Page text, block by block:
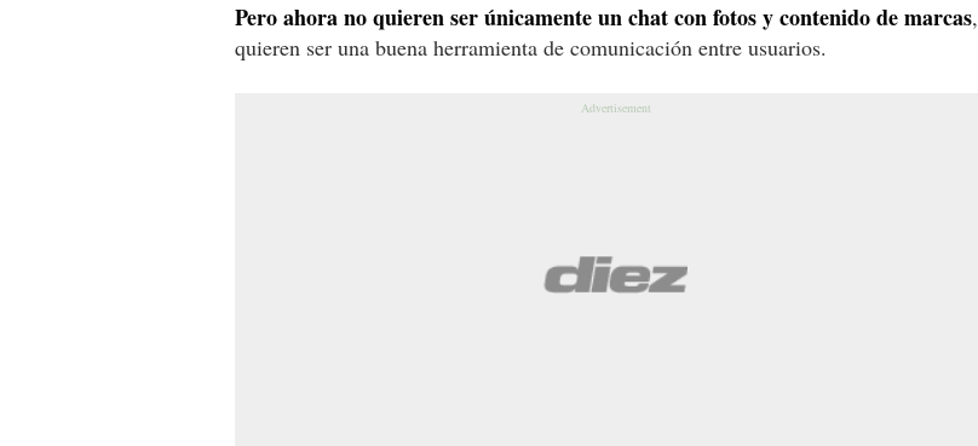
Pero ahora no quieren ser únicamente un chat con fotos y contenido de marcas,
quieren ser una buena herramienta de comunicación entre usuarios.